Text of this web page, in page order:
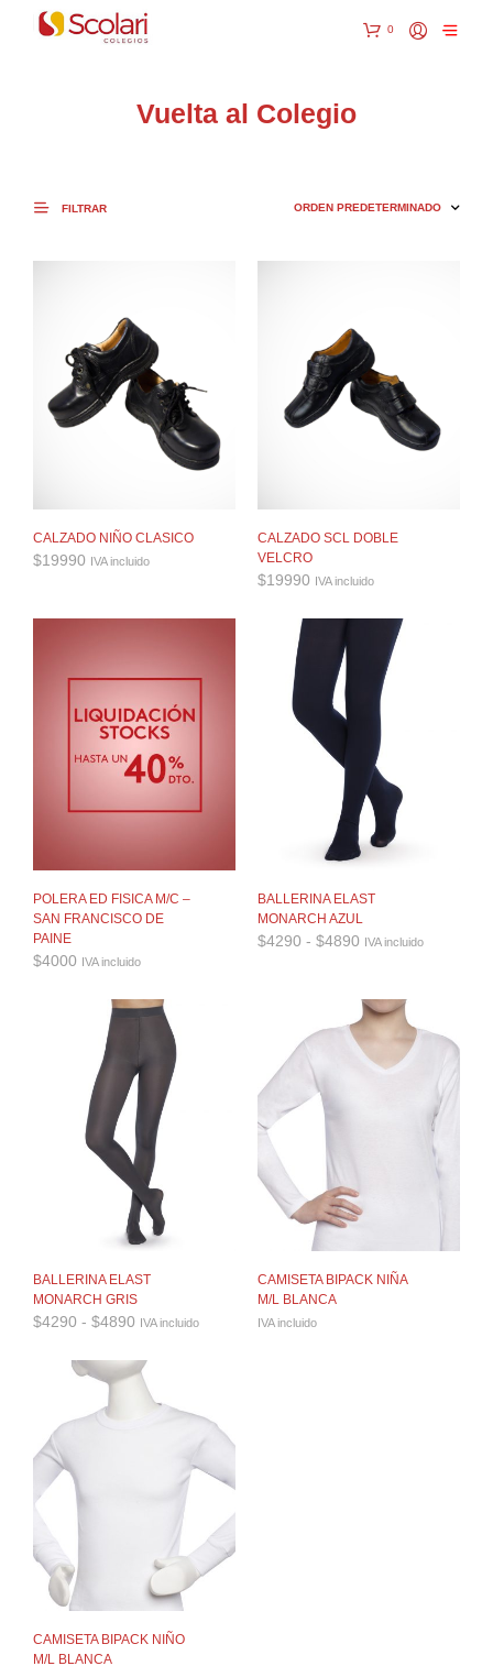
0
Vuelta al Colegio
FILTRAR
CALZADO NIÑO CLASICO
$19990 IVA incluido
CALZADO SCL DOBLE
VELCRO
$19990 IVA incluido
POLERA ED FISICA M/C –
SAN FRANCISCO DE
PAINE
$4000 IVA incluido
BALLERINA ELAST
MONARCH AZUL
$4290 - $4890 Rango
$4290
hasta
$4890
IVA incluido
BALLERINA ELAST
MONARCH GRIS
$4290 - $4890 Rango
desde
$4290
hasta
IVA incluido
CAMISETA BIPACK NIÑA
M/L BLANCA
IVA incluido
CAMISETA BIPACK NIÑO
M/L BLANCA